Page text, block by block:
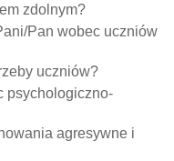
zdolnym?
Pan wobec uczniów
uczniów?
psychologiczno-
agresywne i